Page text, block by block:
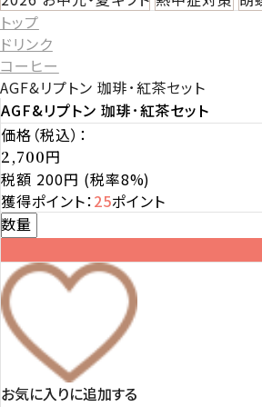
トップ
ドリンク
コーヒー
AGF&リプトン 珈琲･紅茶セット
AGF&リプトン 珈琲･紅茶セット
価格（税込）：
2,700円
税額 200円 (税率8%)
獲得ポイント：25ポイント
数量
お気に入りに追加する